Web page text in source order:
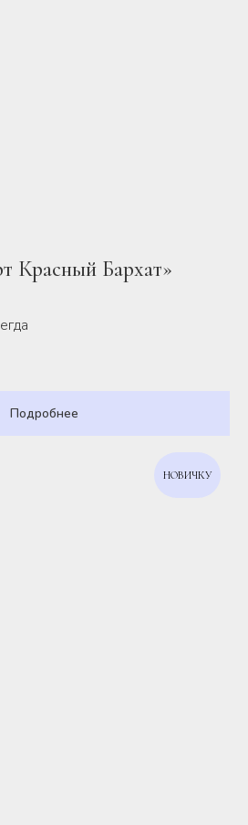
Красный Бархат»
Подробнее
НОВИЧКУ